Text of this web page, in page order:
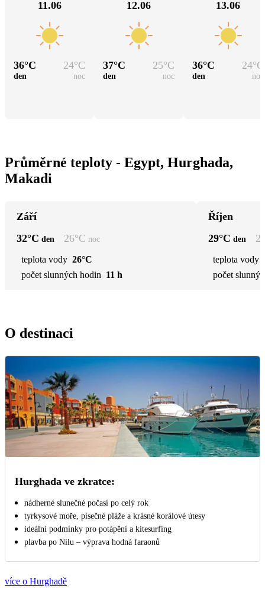
11.06
36°C 24°C
den noc
12.06
37°C 25°C
den noc
13.06
36°C 24°C
den noc
Průměrné teploty - Egypt, Hurghada,
Makadi
Září
32°C den 26°C noc
teplota vody 26°C
počet slunných hodin 11 h
Říjen
29°C den
teplota vody
počet
O destinaci
Hurghada ve zkratce:
nádherné slunečné počasí po celý rok
tyrkysové moře, písečné pláže a krásné korálové útesy
ideální podmínky pro potápění a kitesurfing
plavba po Nilu – výprava hodná faraonů
více o Hurghadě